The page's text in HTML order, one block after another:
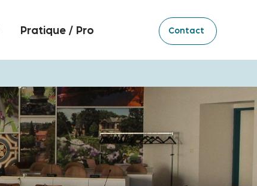
Pratique / Pro Contact